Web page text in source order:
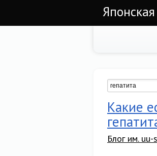
Какие
Блог им. uu-